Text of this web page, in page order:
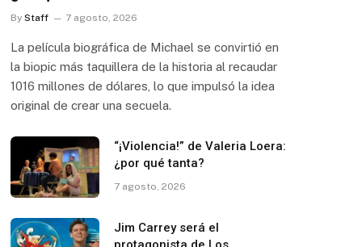
By Staff 7 agosto, 2026
La película biográfica de Michael se convirtió en
la biopic más taquillera de la historia al recaudar
1016 millones de dólares, lo que impulsó la idea
original de crear una secuela.
“¡Violencia!” de Valeria Loera:
¿por qué tanta?
7 agosto, 2026
Jim Carrey será el